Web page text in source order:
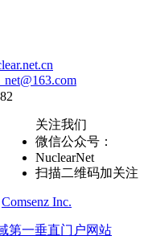
关注我们
微信公众号：
NuclearNet
扫描二维码加关注
Comsenz Inc.
第一垂直门户网站